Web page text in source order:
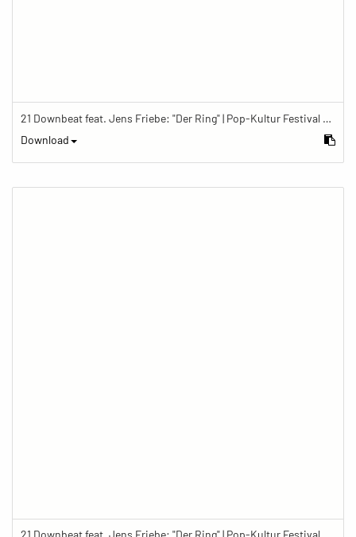
21 Downbeat feat. Jens Friebe: "Der Ring" | Pop-Kultur Festival 2019
Download